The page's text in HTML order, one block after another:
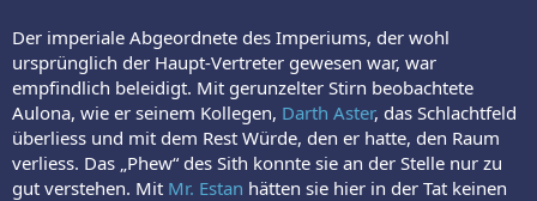
Der imperiale Abgeordnete des Imperiums, der wohl
ursprünglich der Haupt-Vertreter gewesen war, war
empfindlich beleidigt. Mit gerunzelter Stirn beobachtete
Aulona, wie er seinem Kollegen, Darth Aster, das Schlachtfeld
überliess und mit dem Rest Würde, den er hatte, den Raum
verliess. Das „Phew“ des Sith konnte sie an der Stelle nur zu
gut verstehen. Mit Mr. Estan hätten sie hier in der Tat keinen